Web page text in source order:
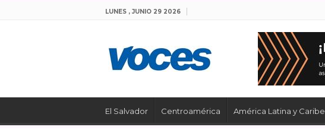
LUNES , JUNIO 29 2026
El Salvador Centroamérica América Latina y Caribe